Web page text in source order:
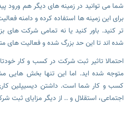
شما می توانید در زمینه های دیگر هم ورود
برای این زمینه ها استفاده کرده و دامنه
تر کنید. باور کنید یا نه تمامی شرکت های
شده اند تا این حد بزرگ شده و فعالیت های
احتمالا تاثیر ثبت شرکت در کسب و کار
متوجه شده اید. اما این تنها بخش هایی
کسب و کار شما است. داشتن دیسیپلین
اجتماعی، استقلال و .. از دیگر مزایای ثبت